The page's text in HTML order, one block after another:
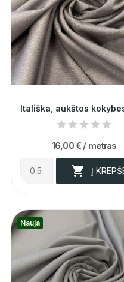
16,00 € / metras
 Į
Nauja